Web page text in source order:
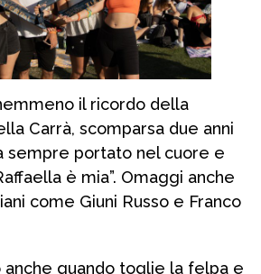
il ricordo della
Carrà, scomparsa due anni
sempre portato nel cuore e
è mia”. Omaggi anche
come Giuni Russo e Franco
quando toglie la felpa e